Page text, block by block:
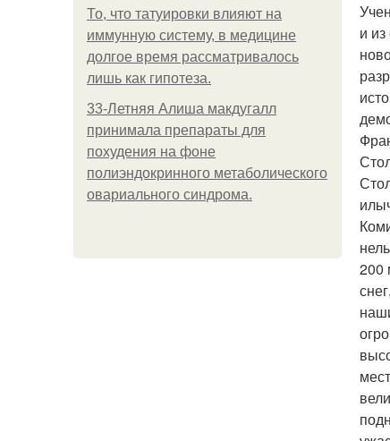
То, что татуировки влияют на
иммунную систему, в медицине
долгое время рассматривалось
лишь как гипотеза.
33-Летняя Алиша макдугалл
принимала препараты для
похудения на фоне
полиэндокринного метаболического
овариального синдрома.
и
200